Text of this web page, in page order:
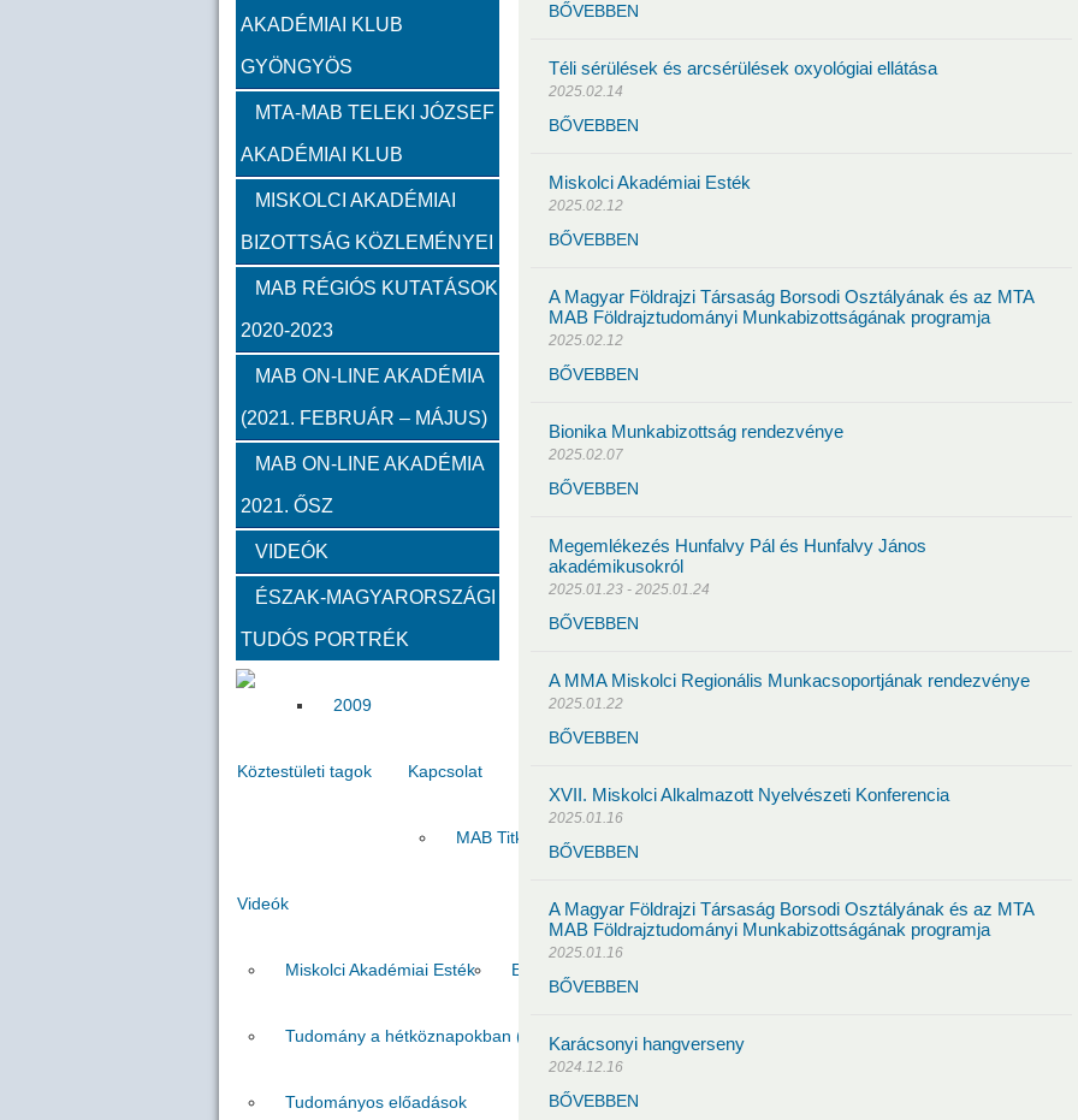
Közérdekű információk
SZMSZ
Alapítvány
2020 2019 2018 2017 2016 2015 2014
2012 2011 2010
Közgyűlések
Határon túli kapcsolatok (beszámolók)
2020
2009
Köztestületi tagok Kapcsolat
MAB Titkárság
Videók
Miskolci Akadémiai Esték Egri Akadémiai Esték
Tudomány a hétköznapokban (MITV) Tudomány a hétköznapokban (Egri TV)
Tudományos előadások
AKADÉMIAI KLUB
GYÖNGYÖS
MTA-MAB TELEKI JÓZSEF
AKADÉMIAI KLUB
MISKOLCI AKADÉMIAI
BIZOTTSÁG KÖZLEMÉNYEI
MAB RÉGIÓS KUTATÁSOK
2020-2023
MAB ON-LINE AKADÉMIA
(2021. FEBRUÁR – MÁJUS)
MAB ON-LINE AKADÉMIA
2021. ŐSZ
VIDEÓK
ÉSZAK-MAGYARORSZÁGI
TUDÓS PORTRÉK
BŐVEBBEN
Téli sérülések és arcsérülések oxyológiai ellátása
2025.02.14
BŐVEBBEN
Miskolci Akadémiai Esték
2025.02.12
BŐVEBBEN
A Magyar Földrajzi Társaság Borsodi Osztályának és az MTA
MAB Földrajztudományi Munkabizottságának programja
2025.02.12
BŐVEBBEN
Bionika Munkabizottság rendezvénye
2025.02.07
BŐVEBBEN
Megemlékezés Hunfalvy Pál és Hunfalvy János
akadémikusokról
2025.01.23 - 2025.01.24
BŐVEBBEN
A MMA Miskolci Regionális Munkacsoportjának rendezvénye
2025.01.22
BŐVEBBEN
XVII. Miskolci Alkalmazott Nyelvészeti Konferencia
2025.01.16
BŐVEBBEN
A Magyar Földrajzi Társaság Borsodi Osztályának és az MTA
MAB Földrajztudományi Munkabizottságának programja
2025.01.16
BŐVEBBEN
Karácsonyi hangverseny
2024.12.16
BŐVEBBEN